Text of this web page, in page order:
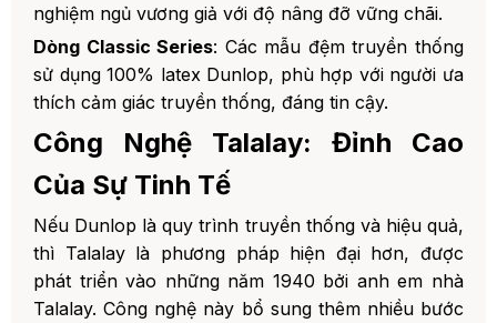
nghiệm ngủ vương giả với độ nâng đỡ vững chãi.
Dòng Classic Series: Các mẫu đệm truyền thống
sử dụng 100% latex Dunlop, phù hợp với người ưa
thích cảm giác truyền thống, đáng tin cậy.
Công Nghệ Talalay: Đỉnh Cao
Của Sự Tinh Tế
Nếu Dunlop là quy trình truyền thống và hiệu quả,
thì Talalay là phương pháp hiện đại hơn, được
phát triển vào những năm 1940 bởi anh em nhà
Talalay. Công nghệ này bổ sung thêm nhiều bước